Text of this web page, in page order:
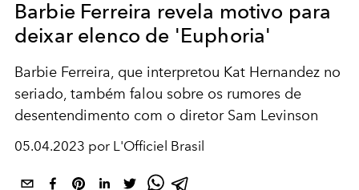
Barbie Ferreira revela motivo para
deixar elenco de 'Euphoria'
Barbie Ferreira, que interpretou Kat Hernandez no
seriado, também falou sobre os rumores de
desentendimento com o diretor Sam Levinson
05.04.2023 por L'Officiel Brasil